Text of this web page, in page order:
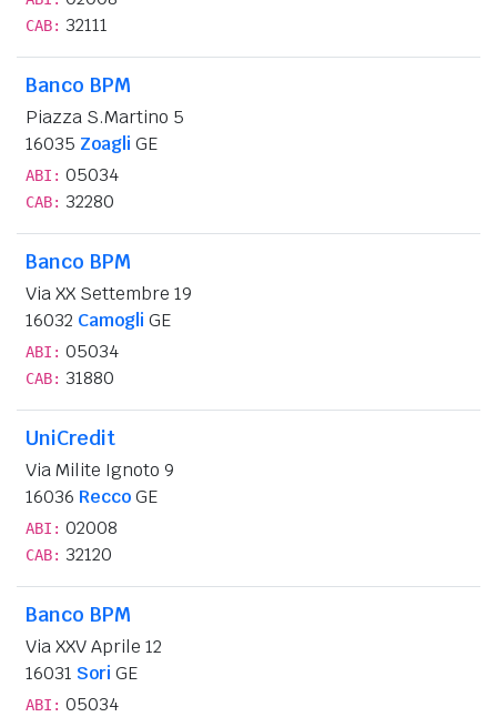
CAB: 32111
Banco BPM
Piazza S.Martino 5
16035 Zoagli GE
ABI: 05034
CAB: 32280
Banco BPM
Via XX Settembre 19
16032 Camogli GE
ABI: 05034
CAB: 31880
UniCredit
Via Milite Ignoto 9
16036 ReccoGE
ABI: 02008
CAB: 32120
Banco BPM
Via XXV Aprile 12
16031 Sori GE
ABI: 05034